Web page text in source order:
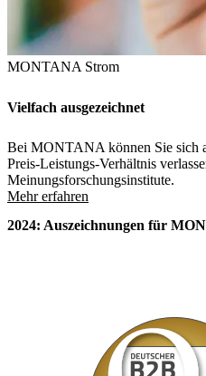
MONTANA Strom
Vielfach ausgezeichnet
Bei MONTANA können Sie sich
Preis-Leistungs-Verhältnis
Meinungsforschungsinstitute.
Mehr erfahren
2024: Auszeichnungen für